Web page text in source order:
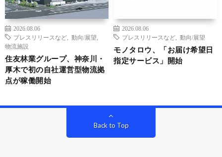
2026.08.06
プレスリリースなど
動向/展望
物流施設
住友林業グループ、神奈川・
厚木で初の自社運営型物流拠
点が稼働開始
2026.08.06
プレスリリースなど
動向/展望
モノタロウ、「お届け希望日
指定サービス」開始
Back to Top